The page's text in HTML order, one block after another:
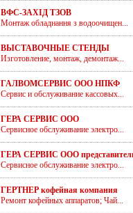
ВФС-ЗАХIД ТЗОВ
Монтаж обладнання з водоочищен...
ВЫСТАВОЧНЫЕ СТЕНДЫ
Изготовление, монтаж, демонтаж...
ГАЛВОМСЕРВИС ООО НПКФ
Сервис и обслуживание кассовых...
ГЕРА СЕРВИС ООО
Сервисное обслуживание электро...
ГЕРА СЕРВИС ООО
Сервисное обслуживание электро...
ГЕРТНЕР кофейная компания
Ремонт кофейных аппаратов; Чай...